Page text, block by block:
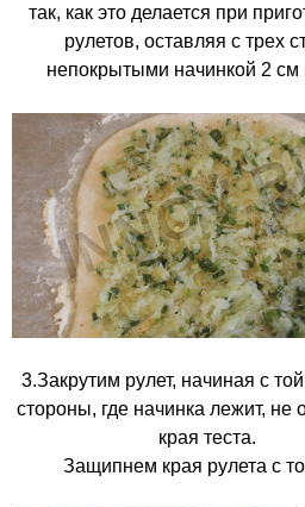
так, как это делается при
рулетов, оставляя с трех
непокрытыми начинкой 2 см
3.Закрутим рулет, начиная с
стороны, где начинка лежит, не
края теста.
Защипнем края рулета с